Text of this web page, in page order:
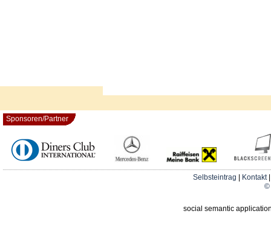
Sponsoren/Partner
Selbsteintrag Kontakt
©
social semantic